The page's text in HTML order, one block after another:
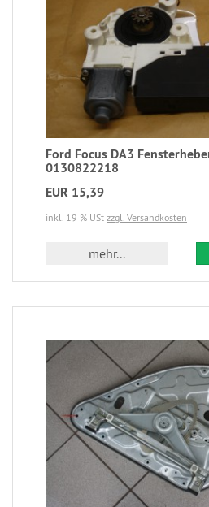
Ford Focus DA3
0130822218
EUR 15,39
inkl. 19 % USt zzgl. Versandkosten
mehr...